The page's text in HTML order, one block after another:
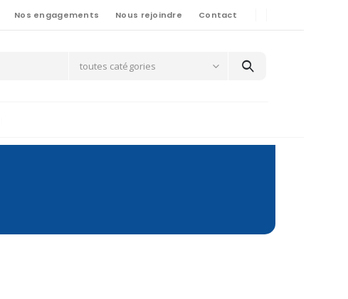
Nos engagements Nous rejoindre Contact
toutes catégories